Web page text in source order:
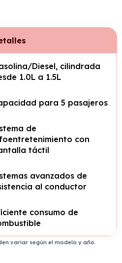
Diesel, cilindrada
1.0L a 1.5L
para 5 pasajeros
de
con
táctil
avanzados de
al conductor
consumo de
variar según el modelo y año.